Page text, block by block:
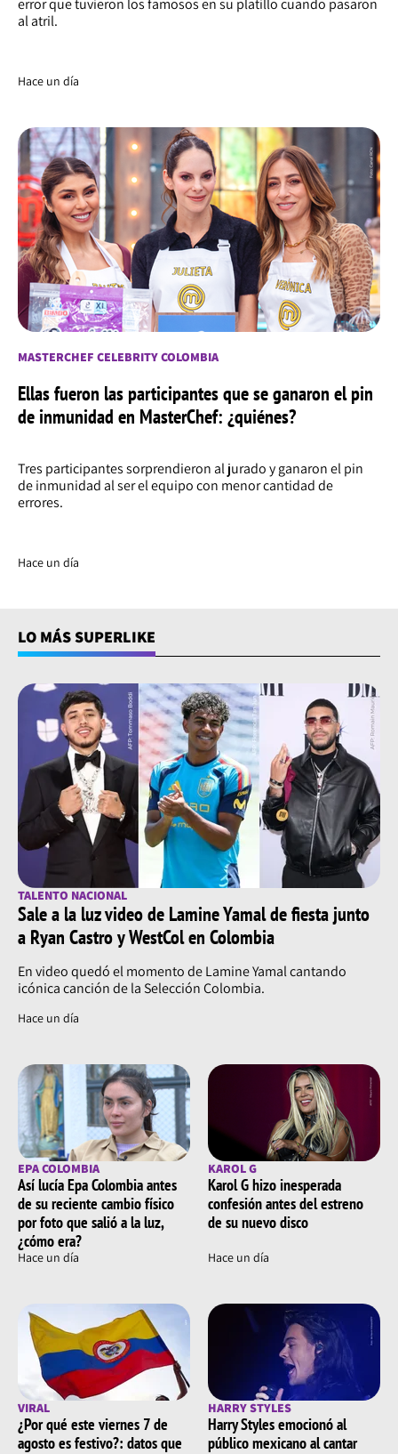
error que tuvieron los famosos en su platillo cuando pasaron
al atril.
Hace un día
MASTERCHEF CELEBRITY COLOMBIA
Ellas fueron las participantes que se ganaron el pin
de inmunidad en MasterChef: ¿quiénes?
Tres participantes sorprendieron al jurado y ganaron el pin
de inmunidad al ser el equipo con menor cantidad de
errores.
Hace un día
LO MÁS SUPERLIKE
TALENTO NACIONAL
Sale a la luz video de Lamine Yamal de fiesta junto
a Ryan Castro y WestCol en Colombia
En video quedó el momento de Lamine Yamal cantando
icónica canción de la Selección Colombia.
Hace un día
EPA COLOMBIA
Así lucía Epa Colombia antes
de su reciente cambio físico
por foto que salió a la luz,
¿cómo era?
Hace un día
KAROL G
Karol G hizo inesperada
confesión antes del estreno
de su nuevo disco
Hace un día
VIRAL
¿Por qué este viernes 7 de
agosto es festivo?: datos que
HARRY STYLES
Harry Styles emocionó al
público mexicano al cantar